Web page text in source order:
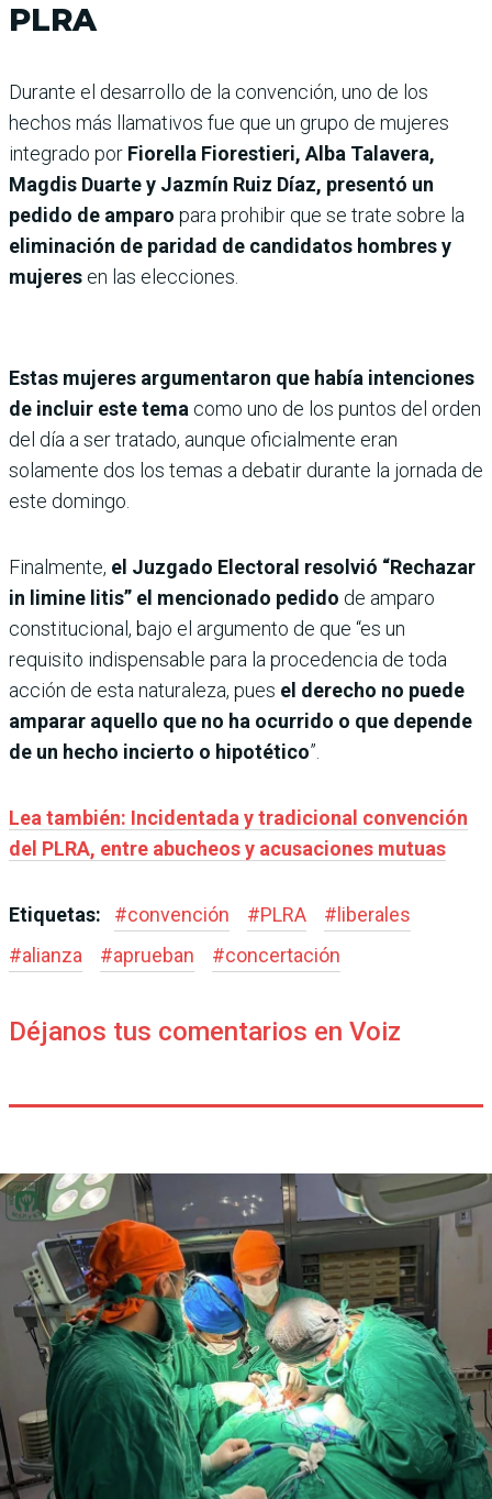
PLRA
Durante el desarrollo de la convención, uno de los
hechos más llamativos fue que un grupo de mujeres
integrado por Fiorella Fiorestieri, Alba Talavera,
Magdis Duarte y Jazmín Ruiz Díaz, presentó un
pedido de amparo para prohibir que se trate sobre la
eliminación de paridad de candidatos hombres y
mujeres en las elecciones.
Estas mujeres argumentaron que había intenciones
de incluir este tema como uno de los puntos del orden
del día a ser tratado, aunque oficialmente eran
solamente dos los temas a debatir durante la jornada de
este domingo.
Finalmente, el Juzgado Electoral resolvió “Rechazar
in limine litis” el mencionado pedido de amparo
constitucional, bajo el argumento de que “es un
requisito indispensable para la procedencia de toda
acción de esta naturaleza, pues el derecho no puede
amparar aquello que no ha ocurrido o que depende
de un hecho incierto o hipotético”.
Lea también: Incidentada y tradicional convención
del PLRA, entre abucheos y acusaciones mutuas
Etiquetas: #convención #PLRA # liberales
#alianza #aprueban #concertación
Déjanos tus comentarios en Voiz